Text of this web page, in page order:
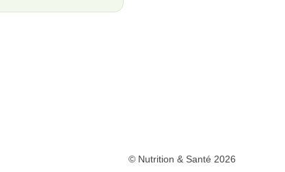
© Nutrition & Santé 2026